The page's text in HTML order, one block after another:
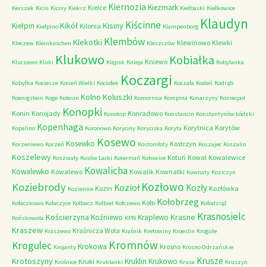
Kerszek Kicin Kiciny Kiekrz Kielce Kiernozia Kiezmark Kiełbaski Kiełkowice
Kiełpin Kiełpino Kikół Kilonia Kisiny Kiścinne Klampenborg Klaudyn
Kleczew Kleinkoschen Klekotki Klembów Kleszczów Klewinowo Klewki
Kluczewo Kluki Klukowo Klępsk Knieja Kniewo Kobiałka Kobylanka
Kobyłka Kociesze Kocień Wielki Kociołek Koczargi Koczała Kodeń Kodrąb
Koenigstein Koge Kolesin Kolno Koluszki Komornica Kompina Konarzyny Koniecpol
Konin Konojady Konopki Konotop Konradowo Konstancin Konstantynów Łódzki
Kopalino Kopenhaga Koronowo Koryciny Koryciska Koryta Korytnica Korytów
Korzeniewo Korzeń Kosewko Kosewo Kostomłoty Kostrzyn Koszajec Koszalin
Koszelewy Koszwały Kosów Lacki Kotermań Kotowice Kotuń Kowal Kowalewice
Kowalewko Kowalewo Kowalicha Kowalik Kownatki Kownaty Koziczyn
Koziebrody Kozienice Kozin Kozioł Kozłowo Kozły Kozłówka
Kołaczkowo Kołaczyce Kołbacz Kołbiel Kołczewo Koło Kołobrzeg Kołodziąż
Końskowola Kościerzyna Koźniewo KPN Kraplewo Krasne Krasnosielc
Kraszew Kraszewo Kraśnicza Wola Kraśnik Kretowiny Kroeslin Krogule
Krogulec Krojanty Krokowa Kromnów Krosno Krosno Odrzańskie
Krotoszyny Krośnice Kruki Kruklanki Kruklin Krukowo Krusa Krusze Kruszyn